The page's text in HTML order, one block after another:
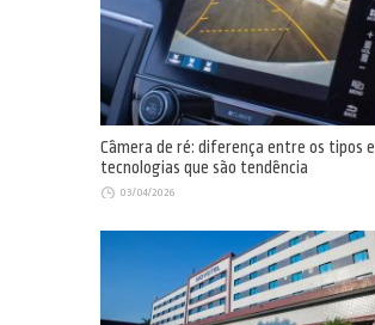
Câmera de ré: diferença entre os tipos e
tecnologias que são tendência
03/04/2026